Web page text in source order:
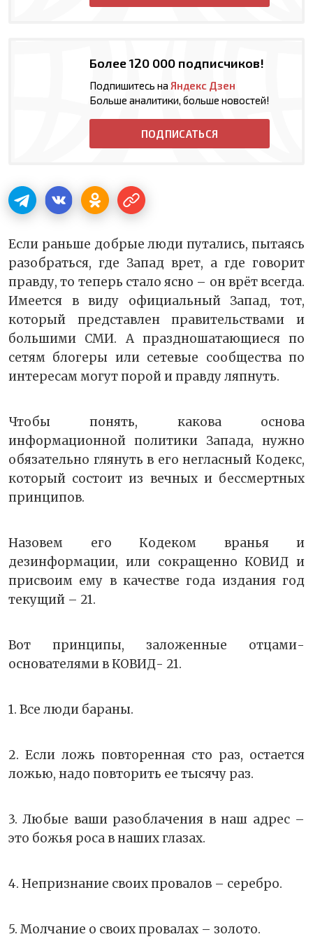
Более 120 000 подписчиков!
Подпишитесь на Яндекс Дзен
Больше аналитики, больше новостей!
ПОДПИСАТЬСЯ
Если раньше добрые люди путались, пытаясь
разобраться, где Запад врет, а где говорит
правду, то теперь стало ясно – он врёт всегда.
Имеется в виду официальный Запад, тот,
который представлен правительствами и
большими СМИ. А праздношатающиеся по
сетям блогеры или сетевые сообщества по
интересам могут порой и правду ляпнуть.
Чтобы понять, какова основа
информационной политики Запада, нужно
обязательно глянуть в его негласный Кодекс,
который состоит из вечных и бессмертных
принципов.
Назовем его Кодеком вранья и
дезинформации, или сокращенно КОВИД и
присвоим ему в качестве года издания год
текущий – 21.
Вот принципы, заложенные отцами-
основателями в КОВИД- 21.
1. Все люди бараны.
2. Если ложь повторенная сто раз, остается
ложью, надо повторить ее тысячу раз.
3. Любые ваши разоблачения в наш адрес –
это божья роса в наших глазах.
4. Непризнание своих провалов – серебро.
5. Молчание о своих провалах – золото.